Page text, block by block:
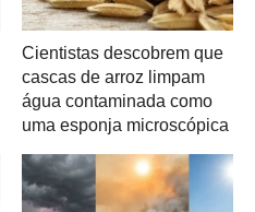
Cientistas descobrem que
cascas de arroz limpam
água contaminada como
uma esponja microscópica